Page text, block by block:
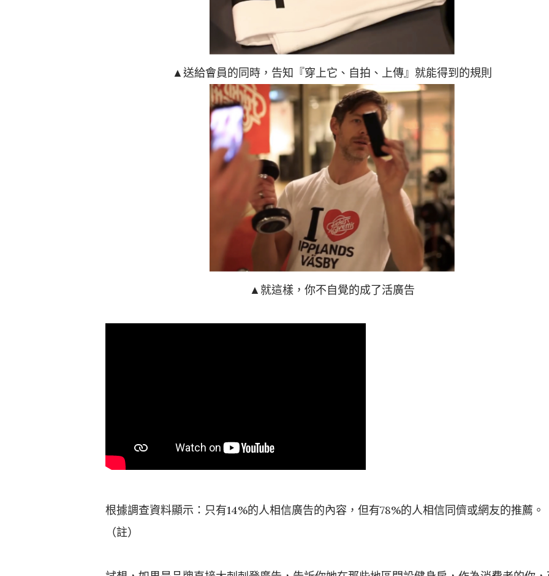
▲送給會員的同時，告知『穿上它、自拍、上傳』就能得到的規則
▲就這樣，你不自覺的成了活廣告
根據調查資料顯示：只有14%的人相信廣告的內容，但有78%的人相信同儕或網友的推薦。
（註）